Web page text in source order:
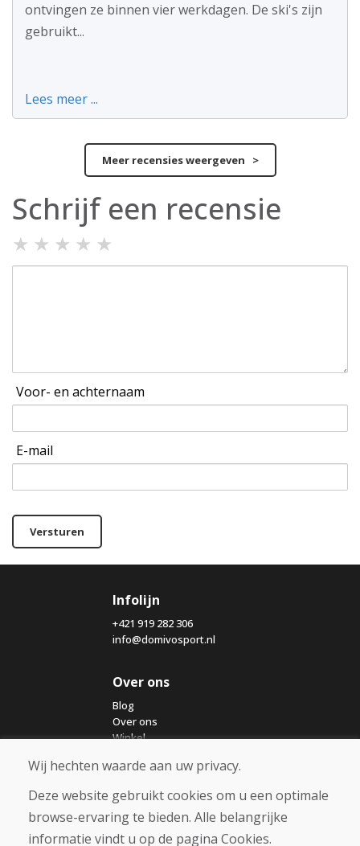
ontvingen ze binnen vier werkdagen. De ski's zijn
gebruikt...
Lees meer ...
Meer recensies weergeven >
Schrijf een recensie
★ ★ ★ ★ ★
Voor- en achternaam
E-mail
Versturen
Infolijn
+421 919 282 306
info@domivosport.nl
Over ons
Blog
Over ons
Winkel
Aankoop
Eshop
Algemene voorwaarden
Wij hechten waarde aan uw privacy.
Deze website gebruikt cookies om u een optimale
browse-ervaring te bieden. Alle belangrijke
informatie vindt u op de pagina Cookies.